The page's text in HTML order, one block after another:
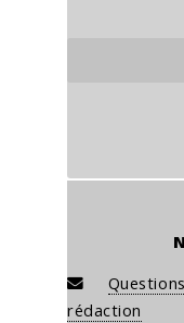
rédaction